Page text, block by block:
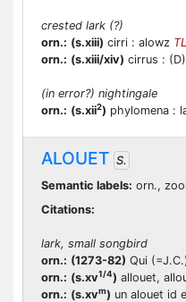
crested lark (?)
orn.: (s.xiii) cirri : alowz
orn.: (s.xiii/xiv) cirrus :
(in error?) nightingale
orn.: (s.xii2) phylomena :
ALOUET S.
Semantic labels: orn.,
Citations:
lark, small songbird
orn.: (1273-82) Qui
orn.: (s.xv1/4) allouet,
orn.: (s.xvm) un alouet id